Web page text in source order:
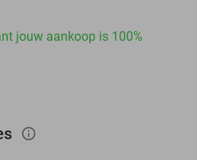
jouw aankoop is 100%
info_outlined